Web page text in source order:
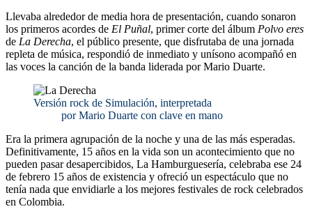
Llevaba alrededor de media hora de presentación, cuando sonaron
los primeros acordes de El Puñal, primer corte del álbum Polvo eres
de La Derecha, el público presente, que disfrutaba de una jornada
repleta de música, respondió de inmediato y unísono acompañó en
las voces la canción de la banda liderada por Mario Duarte.
Versión rock de Simulación, interpretada
por Mario Duarte con clave en mano
Era la primera agrupación de la noche y una de las más esperadas.
Definitivamente, 15 años en la vida son un acontecimiento que no
pueden pasar desapercibidos, La Hamburguesería, celebraba ese 24
de febrero 15 años de existencia y ofreció un espectáculo que no
tenía nada que envidiarle a los mejores festivales de rock celebrados
en Colombia.